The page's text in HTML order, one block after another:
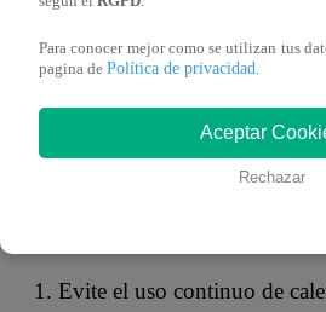
trata, puede llegar a producir
por su ética, precisión y trato
Evite el uso continuo de
Para conocer mejor como se utilizan tus
pagina de Política de privacidad
Aceptar
Rechazar